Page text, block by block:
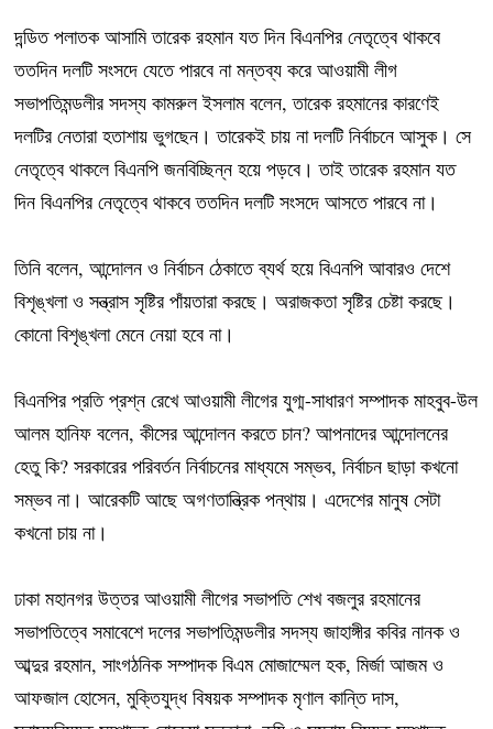
দন্ডিত পলাতক আসামি তারেক রহমান যত দিন বিএনপির নেতৃত্বে থাকবে
ততদিন দলটি সংসদে যেতে পারবে না মন্তব্য করে আওয়ামী লীগ
সভাপতিমন্ডলীর সদস্য কামরুল ইসলাম বলেন, তারেক রহমানের কারণেই
দলটির নেতারা হতাশায় ভুগছেন। তারেকই চায় না দলটি নির্বাচনে আসুক। সে
নেতৃত্বে থাকলে বিএনপি জনবিচ্ছিন্ন হয়ে পড়বে। তাই তারেক রহমান যত
দিন বিএনপির নেতৃত্বে থাকবে ততদিন দলটি সংসদে আসতে পারবে না।
তিনি বলেন, আন্দোলন ও নির্বাচন ঠেকাতে ব্যর্থ হয়ে বিএনপি আবারও দেশে
বিশৃঙ্খলা ও সন্ত্রাস সৃষ্টির পাঁয়তারা করছে। অরাজকতা সৃষ্টির চেষ্টা করছে।
কোনো বিশৃঙ্খলা মেনে নেয়া হবে না।
বিএনপির প্রতি প্রশ্ন রেখে আওয়ামী লীগের যুগ্ম-সাধারণ সম্পাদক মাহবুব-উল
আলম হানিফ বলেন, কীসের আন্দোলন করতে চান? আপনাদের আন্দোলনের
হেতু কি? সরকারের পরিবর্তন নির্বাচনের মাধ্যমে সম্ভব, নির্বাচন ছাড়া কখনো
সম্ভব না। আরেকটি আছে অগণতান্ত্রিক পন্থায়। এদেশের মানুষ সেটা
কখনো চায় না।
ঢাকা মহানগর উত্তর আওয়ামী লীগের সভাপতি শেখ বজলুর রহমানের
সভাপতিত্বে সমাবেশে দলের সভাপতিমন্ডলীর সদস্য জাহাঙ্গীর কবির নানক ও
আব্দুর রহমান, সাংগঠনিক সম্পাদক বিএম মোজাম্মেল হক, মির্জা আজম ও
আফজাল হোসেন, মুক্তিযুদ্ধ বিষয়ক সম্পাদক মৃণাল কান্তি দাস,